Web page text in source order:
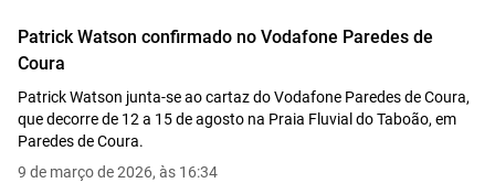
Patrick Watson confirmado no Vodafone Paredes de
Coura
Patrick Watson junta-se ao cartaz do Vodafone Paredes de Coura,
que decorre de 12 a 15 de agosto na Praia Fluvial do Taboão, em
Paredes de Coura.
9 de março de 2026, às 16:34